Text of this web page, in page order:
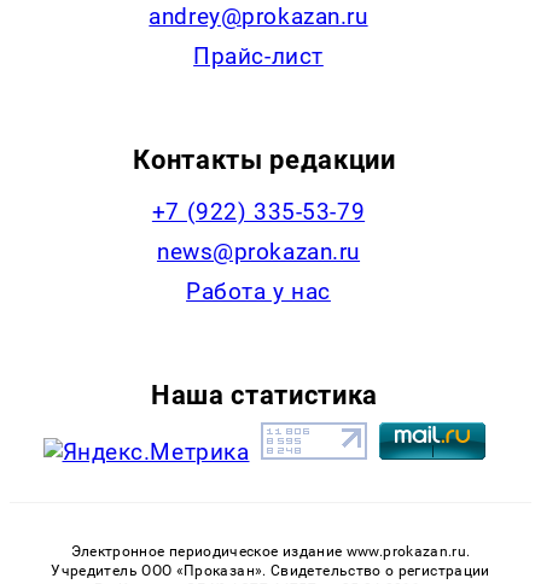
andrey@prokazan.ru
Прайс-лист
Контакты редакции
+7 (922) 335-53-79
news@prokazan.ru
Работа у нас
Наша статистика
Электронное периодическое издание www.prokazan.ru.
Учредитель ООО «Проказан». Cвидетельство о регистрации